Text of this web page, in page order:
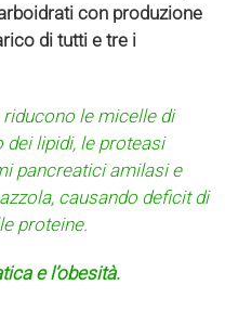
con produzione
di tutti e tre i
le micelle di
dei lipidi, le proteasi
pancreatici amilasi e
causando deficit di
proteine.
e l’obesità.